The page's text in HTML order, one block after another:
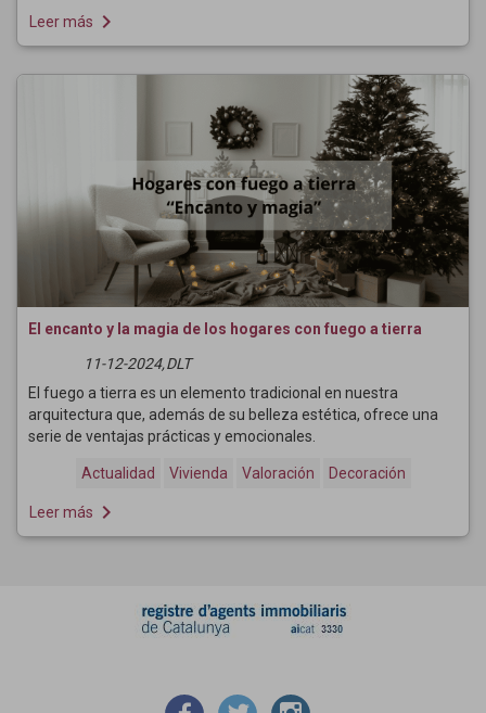
Leer más navigate_next
El encanto y la magia de los hogares con fuego a tierra
11-12-2024,DLT
El fuego a tierra es un elemento tradicional en nuestra
arquitectura que, además de su belleza estética, ofrece una
serie de ventajas prácticas y emocionales.
Actualidad Vivienda Valoración Decoración
Leer más navigate_next